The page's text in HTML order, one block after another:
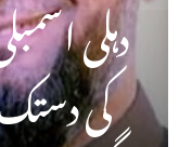
دہلی
کی